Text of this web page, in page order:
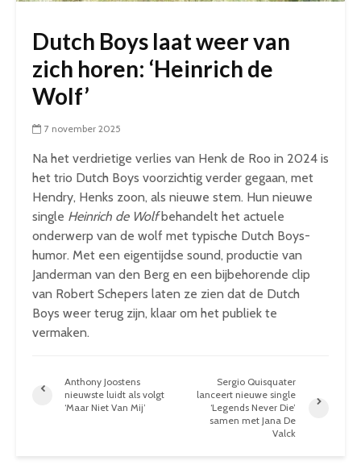
Dutch Boys laat weer van
zich horen: ‘Heinrich de
Wolf’
7 november 2025
Na het verdrietige verlies van Henk de Roo in 2024 is
het trio Dutch Boys voorzichtig verder gegaan, met
Hendry, Henks zoon, als nieuwe stem. Hun nieuwe
single Heinrich de Wolfbehandelt het actuele
onderwerp van de wolf met typische Dutch Boys-
humor. Met een eigentijdse sound, productie van
Janderman van den Berg en een bijbehorende clip
van Robert Schepers laten ze zien dat de Dutch
Boys weer terug zijn, klaar om het publiek te
vermaken.
Anthony Joostens
nieuwste luidt als volgt
‘Maar Niet Van Mij’
Sergio Quisquater
lanceert nieuwe single
‘Legends Never Die’
samen met Jana De
Valck